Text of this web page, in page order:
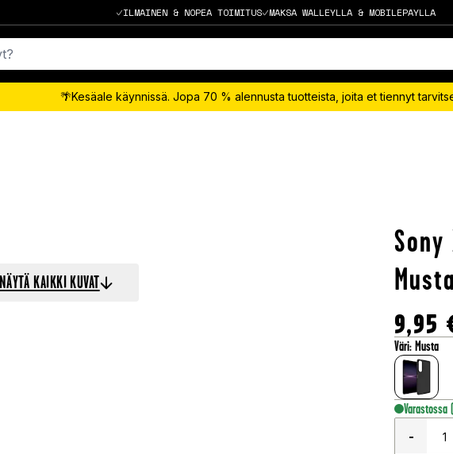
ILMAINEN & NOPEA TOIMITUS MAKSA WALLEYLLA & MOBILEPAYLLA
🌴Kesäale käynnissä. Jopa 70 % alennusta tuotteista, joita et tiennyt
NÄYTÄ KAIKKI KUVAT
9,95
Väri: Musta
Varastossa
-